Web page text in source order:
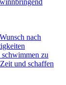
nach
zu
und schaffen